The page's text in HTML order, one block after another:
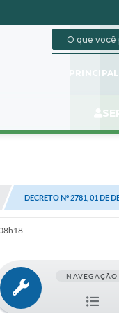
PRINCIPAL
DECRETO Nº 2781, 01 DE
NAVEGAÇÃO